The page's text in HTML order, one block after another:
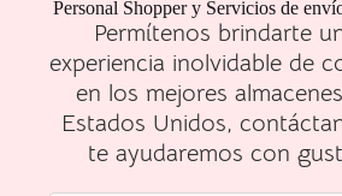
Personal Shopper y Servicios de
Permítenos brindarte
experiencia inolvidable de
en los mejores
Estados Unidos,
te ayudaremos con